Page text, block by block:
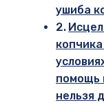
ушиба
помощь
нельзя